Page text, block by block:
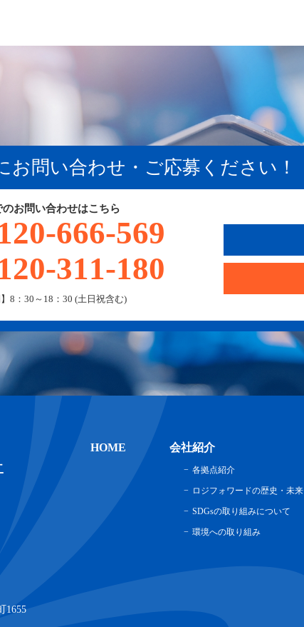
お問い合わせ・ご応募ください！
のお問い合わせはこちら
666-569
311-180
】8：30～18：30 (土日祝含む)
1655
HOME 会社紹介
各拠点紹介
ロジフォワードの歴史・未来
SDGsの取り組みについて
環境への取り組み